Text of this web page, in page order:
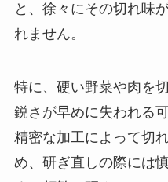
と、徐々にその切れ味
れません。
特に、硬い野菜や肉を
鋭さが早めに失われる
精密な加工によって切
め、研ぎ直しの際には